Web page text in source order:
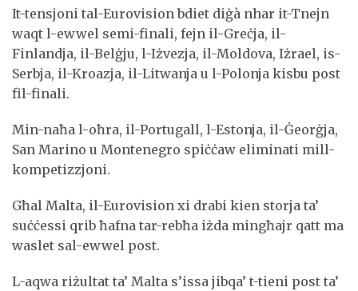
It-tensjoni tal-Eurovision bdiet diġà nhar it-Tnejn
waqt l-ewwel semi-finali, fejn il-Greċja, il-
Finlandja, il-Belġju, l-Iżvezja, il-Moldova, Iżrael, is-
Serbja, il-Kroazja, il-Litwanja u l-Polonja kisbu post
fil-finali.
Min-naħa l-oħra, il-Portugall, l-Estonja, il-Ġeorġja,
San Marino u Montenegro spiċċaw eliminati mill-
kompetizzjoni.
Għal Malta, il-Eurovision xi drabi kien storja ta’
suċċessi qrib ħafna tar-rebħa iżda mingħajr qatt ma
waslet sal-ewwel post.
L-aqwa riżultat ta’ Malta s’issa jibqa’ t-tieni post ta’